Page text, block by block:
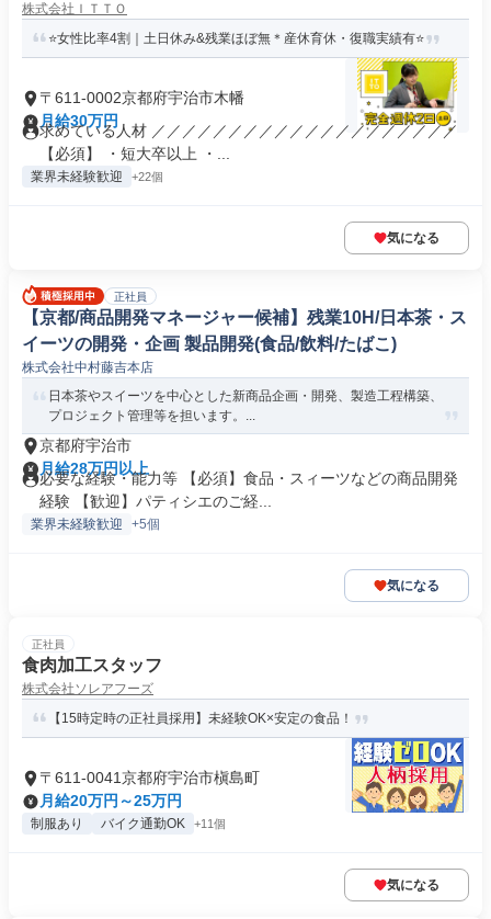
株式会社ＩＴＴＯ
⭐女性比率4割｜土日休み&残業ほぼ無＊産休育休・復職実績有⭐
〒611-0002京都府宇治市木幡
月給30万円
求めている人材 ／／／／／／／／／／／／／／／／／／／／
【必須】 ・短大卒以上 ・...
業界未経験歓迎 +22個
気になる
正社員
【京都/商品開発マネージャー候補】残業10H/日本茶・ス
イーツの開発・企画 製品開発(食品/飲料/たばこ)
株式会社中村藤吉本店
日本茶やスイーツを中心とした新商品企画・開発、製造工程構築、
プロジェクト管理等を担います。...
京都府宇治市
月給28万円以上
必要な経験・能力等 【必須】食品・スィーツなどの商品開発
経験 【歓迎】パティシエのご経...
業界未経験歓迎 +5個
気になる
正社員
食肉加工スタッフ
株式会社ソレアフーズ
【15時定時の正社員採用】未経験OK×安定の食品！
〒611-0041京都府宇治市槇島町
月給20万円～25万円
制服あり バイク通勤OK +11個
気になる